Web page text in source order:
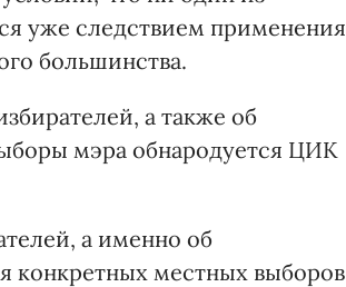
уже следствием применения
большинства.
а также об
мэра обнародуется ЦИК
а именно об
конкретных местных выборов